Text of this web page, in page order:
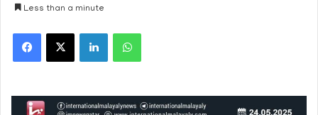
Less than a minute
Facebook
X LinkedInWhatsApp